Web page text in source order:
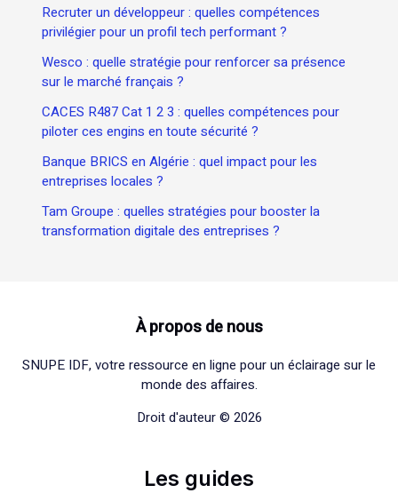
Recruter un développeur : quelles compétences
privilégier pour un profil tech performant ?
Wesco : quelle stratégie pour renforcer sa présence
sur le marché français ?
CACES R487 Cat 1 2 3 : quelles compétences pour
piloter ces engins en toute sécurité ?
Banque BRICS en Algérie : quel impact pour les
entreprises locales ?
Tam Groupe : quelles stratégies pour booster la
transformation digitale des entreprises ?
À propos de nous
SNUPE IDF, votre ressource en ligne pour un éclairage sur le
monde des affaires.
Droit d'auteur © 2026
Les guides